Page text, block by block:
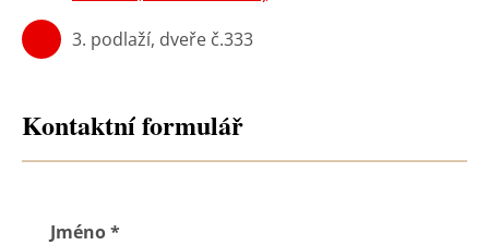
3. podlaží, dveře č.333
Kontaktní formulář
Jméno*